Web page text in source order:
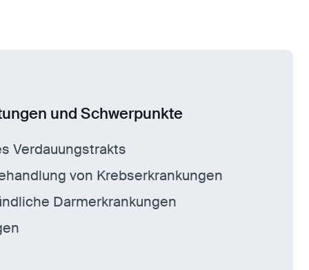
und Schwerpunkte
Verdauungstrakts
von Krebserkrankungen
Darmerkrankungen